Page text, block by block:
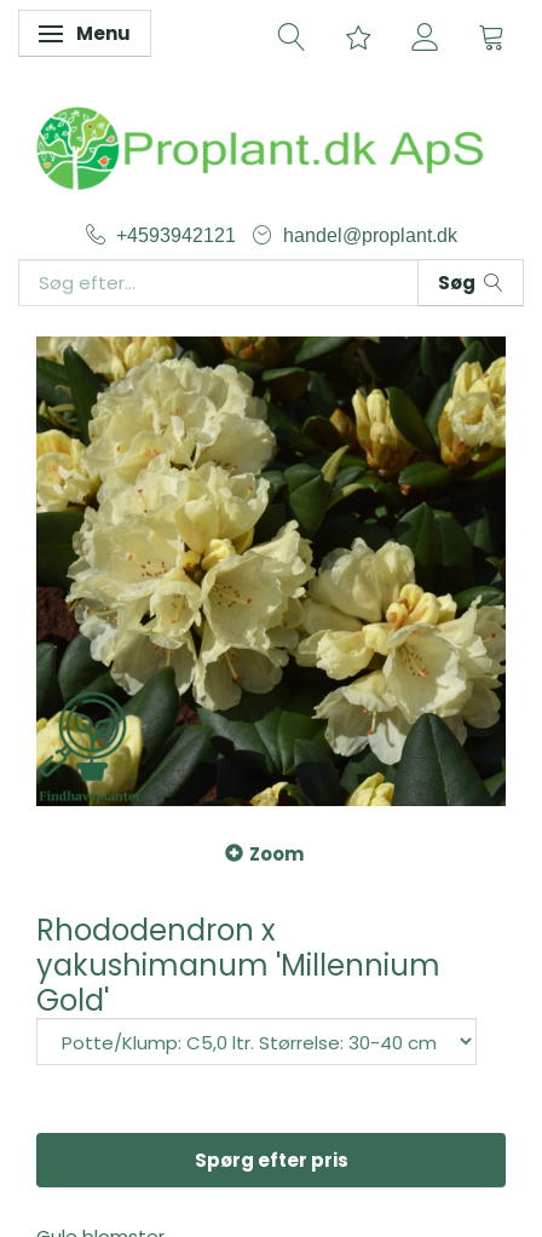
Skifte navigation
Menu
+4593942121 handel@proplant.dk
Søg
Zoom
Rhododendron x
yakushimanum 'Millennium
Gold'
Spørg efter pris